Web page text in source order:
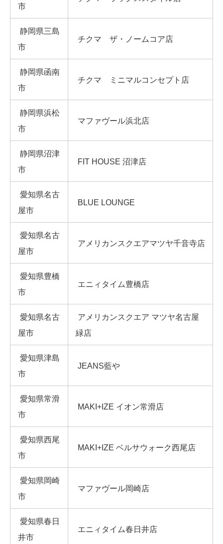
市
静岡県三島
市
チクマ ザ・ノームコア店
静岡県函南
市
チクマ ミニマルコンセプト店
静岡県浜松
市
マファヴール浜北店
静岡県沼津
市
FIT HOUSE 沼津店
愛知県名古
屋市
BLUE LOUNGE
愛知県名古
屋市
アメリカンスクエアマツヤ千音寺店
愛知県豊橋
市
エニィタイム豊橋店
愛知県名古
屋市
アメリカンスクエア マツヤ名古屋
緑店
愛知県津島
市
JEANS藍や
愛知県常滑
市
MAKI+IZE イオン常滑店
愛知県西尾
市
MAKI+IZE ベルサウォーク西尾店
愛知県岡崎
市
マファヴール岡崎店
愛知県春日
井市
エニィタイム春日井店